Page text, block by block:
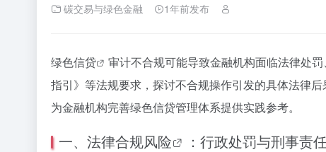
碳交易与绿色金融 1年前发布
绿色信贷
审计不合规可能导致金融机构面临法律处
指引》等法规要求，探讨不合规操作引发的具体法律
为金融机构完善绿色信贷管理体系提供实践参考。
一、法律合规风险 ：行政处罚与刑事责